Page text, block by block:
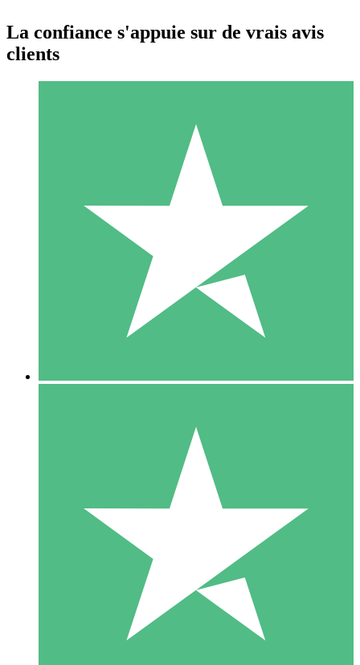
Packs de Crédits Individuels
Payez à l'utilisation avec des crédits de téléchargement. Sans
1 Téléchargement
10 00
10 Téléchargements
20 00
La confiance s'appuie sur de vrais avis
clients